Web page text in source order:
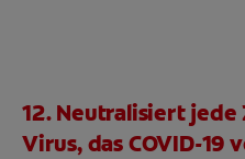
12. Neutralisiert jede
Virus, das COVID-19